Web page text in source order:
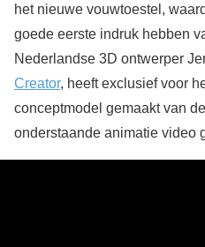
het nieuwe vouwtoestel,
goede eerste indruk hebben
Nederlandse 3D ontwerper
Creator, heeft exclusief voor
conceptmodel gemaakt van
onderstaande animatie video